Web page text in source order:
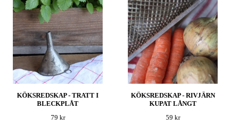
KÖKSREDSKAP - TRATT I
BLECKPLÅT
79 kr
KÖKSREDSKAP - RIVJÄRN
KUPAT LÅNGT
59 kr